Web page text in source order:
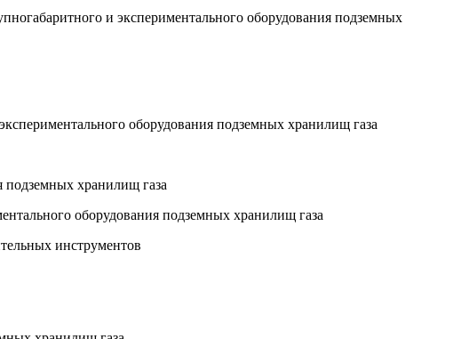
и экспериментального оборудования подземных
оборудования подземных хранилищ газа
подземных хранилищ газа
оборудования подземных хранилищ газа
инструментов